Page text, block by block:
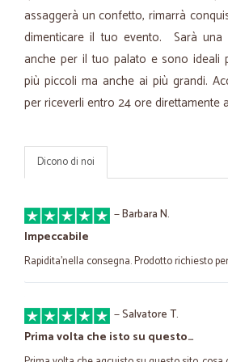
assaggerà un confetto, rimarrà
dimenticare il tuo evento. Sarà
anche per il tuo palato e sono ideali
più piccoli ma anche ai più grandi.
per riceverli entro 24 ore direttamente
Dicono di noi
—Barbara N.
Impeccabile
Rapidita'nella consegna. Prodotto richiesto
—Salvatore T.
Prima volta che isto su questo…